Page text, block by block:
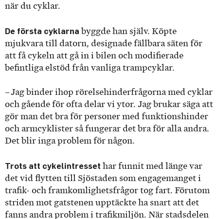
när du cyklar.
De första cyklarna byggde han själv. Köpte
mjukvara till datorn, designade fällbara säten för
att få cykeln att gå in i bilen och modifierade
befintliga elstöd från vanliga trampcyklar.
– Jag binder ihop rörelsehinderfrågorna med cyklar
och gående för ofta delar vi ytor. Jag brukar säga att
gör man det bra för personer med funktionshinder
och armcyklister så fungerar det bra för alla andra.
Det blir inga problem för någon.
Trots att cykelintresset har funnit med länge var
det vid flytten till Sjöstaden som engagemanget i
trafik- och framkomlighetsfrågor tog fart. Förutom
striden mot gatstenen upptäckte ha snart att det
fanns andra problem i trafikmiljön. När stadsdelen